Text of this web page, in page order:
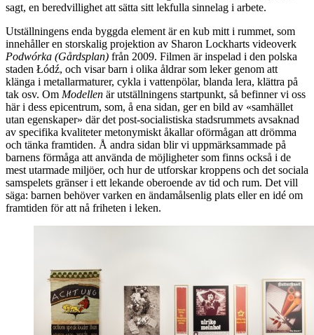
sagt, en beredvillighet att sätta sitt lekfulla sinnelag i arbete.
Utställningens enda byggda element är en kub mitt i rummet, som
innehåller en storskalig projektion av Sharon Lockharts videoverk
Podwórka (Gårdsplan) från 2009. Filmen är inspelad i den polska
staden Łódź, och visar barn i olika åldrar som leker genom att
klänga i metallarmaturer, cykla i vattenpölar, blanda lera, klättra på
tak osv. Om Modellen är utställningens startpunkt, så befinner vi oss
här i dess epicentrum, som, å ena sidan, ger en bild av «samhället
utan egenskaper» där det post-socialistiska stadsrummets avsaknad
av specifika kvaliteter metonymiskt åkallar oförmågan att drömma
och tänka framtiden. Å andra sidan blir vi uppmärksammade på
barnens förmåga att använda de möjligheter som finns också i de
mest utarmade miljöer, och hur de utforskar kroppens och det sociala
samspelets gränser i ett lekande oberoende av tid och rum. Det vill
säga: barnen behöver varken en ändamålsenlig plats eller en idé om
framtiden för att nå friheten i leken.